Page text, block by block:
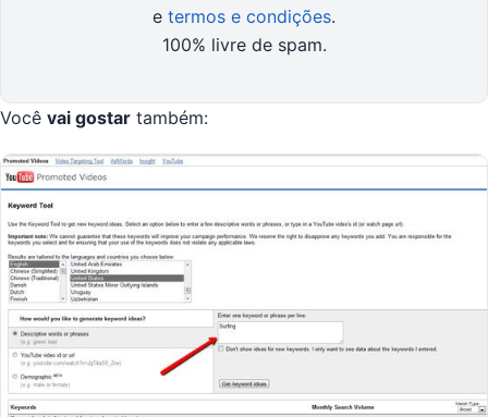
e termos e condições.
100% livre de spam.
Você vai gostar também: